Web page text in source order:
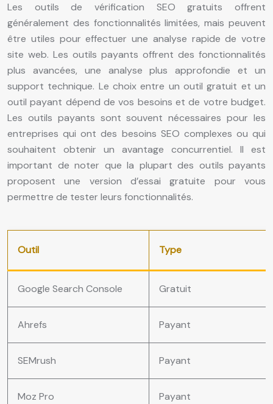
Les outils de vérification SEO gratuits offrent
généralement des fonctionnalités limitées, mais peuvent
être utiles pour effectuer une analyse rapide de votre
site web. Les outils payants offrent des fonctionnalités
plus avancées, une analyse plus approfondie et un
support technique. Le choix entre un outil gratuit et un
outil payant dépend de vos besoins et de votre budget.
Les outils payants sont souvent nécessaires pour les
entreprises qui ont des besoins SEO complexes ou qui
souhaitent obtenir un avantage concurrentiel. Il est
important de noter que la plupart des outils payants
proposent une version d’essai gratuite pour vous
permettre de tester leurs fonctionnalités.
Outil Type
Google Search Console Gratuit
Ahrefs Payant
SEMrush Payant
Moz Pro Payant